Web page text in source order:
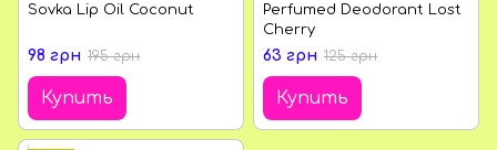
Sovka Lip Oil Coconut
98 грн 195 грн
Купить
Perfumed Deodorant Lost
Cherry
63 грн 125 грн
Купить